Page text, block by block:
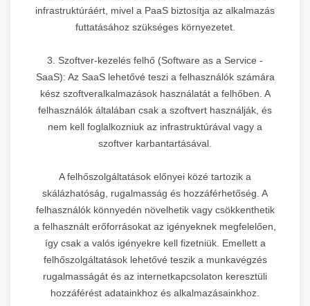
infrastruktúráért, mivel a PaaS biztosítja az alkalmazás
futtatásához szükséges környezetet.
3. Szoftver-kezelés felhő (Software as a Service -
SaaS): Az SaaS lehetővé teszi a felhasználók számára
kész szoftveralkalmazások használatát a felhőben. A
felhasználók általában csak a szoftvert használják, és
nem kell foglalkozniuk az infrastruktúrával vagy a
szoftver karbantartásával.
A felhőszolgáltatások előnyei közé tartozik a
skálázhatóság, rugalmasság és hozzáférhetőség. A
felhasználók könnyedén növelhetik vagy csökkenthetik
a felhasznált erőforrásokat az igényeknek megfelelően,
így csak a valós igényekre kell fizetniük. Emellett a
felhőszolgáltatások lehetővé teszik a munkavégzés
rugalmasságát és az internetkapcsolaton keresztüli
hozzáférést adatainkhoz és alkalmazásainkhoz.